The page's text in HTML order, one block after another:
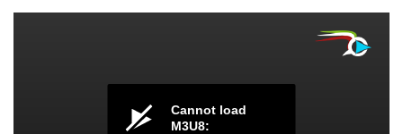
Cannot load
M3U8: